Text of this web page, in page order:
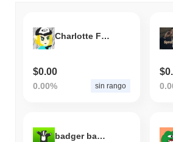
Charlotte Fang
$0.00
0.00% sin rango
badger badger badger